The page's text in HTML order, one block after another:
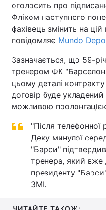
оголосить про
Фліком наступного
фахівець змінить на цій
повідомляє Mundo
Зазначається, що 59-
тренером ФК
цьому деталі контракту
договір буде
можливою
"Після телефонної
Деку минулої
"Барси"
тренера, який вже
президенту
ЗМІ.
ЧИТАЙТЕ ТАКОЖ: